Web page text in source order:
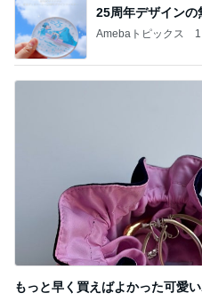
25周年デザインの
Amebaトピックス
もっと早く買えばよかった可愛